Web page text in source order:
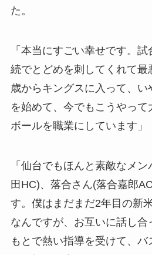
た。
「本当にすごい幸せです。
続でとどめを刺してくれて最
歳からキングスに入って、い
を始めて、今でもこうやって
ボールを職業にしています」
「仙台でもほんと素敵なメ
田HC)、落合さん(落合嘉郎
す。僕はまだまだ2年目の新
なんですが、お互いに話し
もとで熱い指導を受けて、